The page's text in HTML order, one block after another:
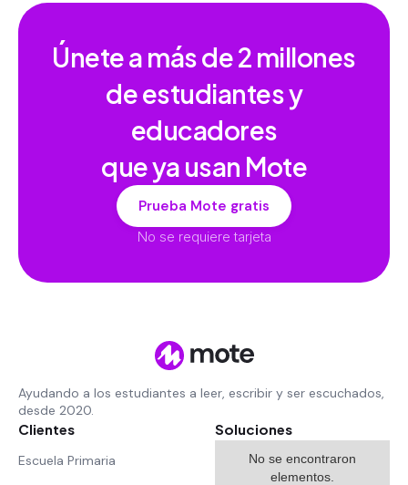
Únete a más de2 millones
de estudiantes y
educadores
que ya usan Mote
Prueba Mote gratis
No se requiere tarjeta
Ayudando a los estudiantes a leer, escribir y ser escuchados,
desde 2020.
Clientes
Escuela Primaria
Soluciones
No se encontraron
elementos.